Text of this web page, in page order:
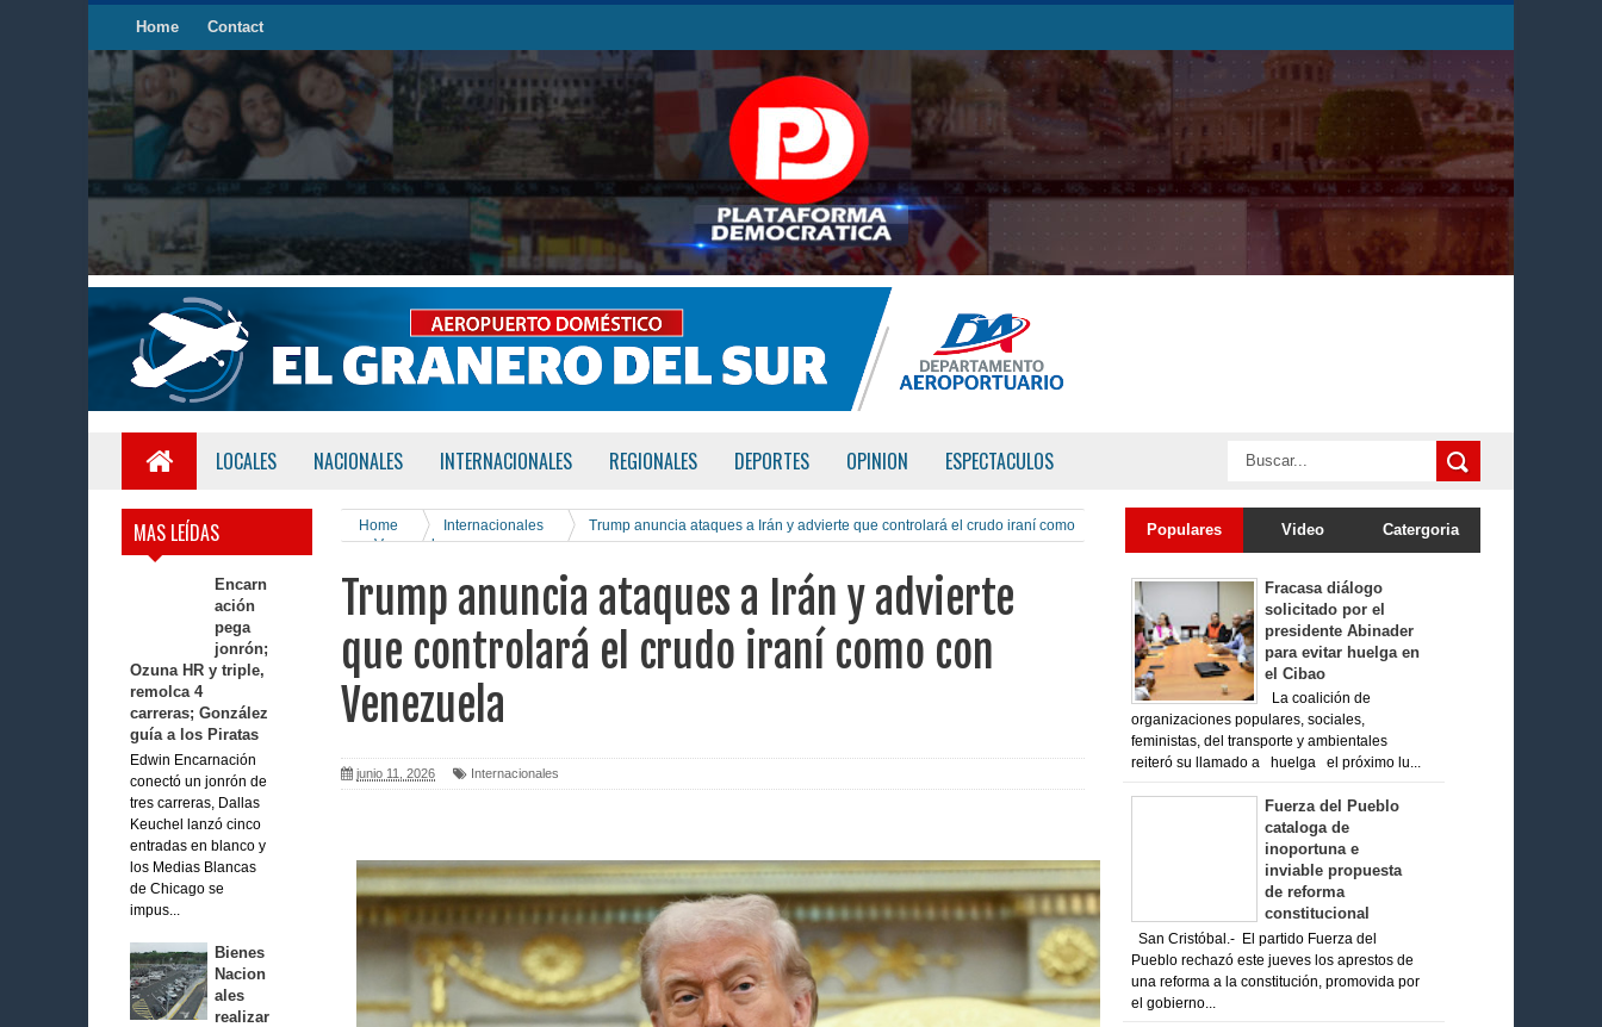
Home Contact
LOCALES NACIONALES INTERNACIONALES REGIONALES DEPORTES OPINION ESPECTACULOS
MAS LEÍDAS
Encarn
ación
pega
jonrón;
Ozuna HR y triple,
remolca 4
carreras; González
guía a los Piratas
Edwin Encarnación
conectó un jonrón de
tres carreras, Dallas
Keuchel lanzó cinco
entradas en blanco y
los Medias Blancas
de Chicago se
impus...
Bienes
Nacion
ales
realizar
Home Internacionales
Trump anuncia ataques a Irán y advierte que controlará el crudo iraní como
con Venezuela
Trump anuncia ataques a Irán y advierte
que controlará el crudo iraní como con
Venezuela
junio 11, 2026 Internacionales
Populares Video Catergoria
Fracasa diálogo
solicitado por el
presidente Abinader
para evitar huelga en
el Cibao
La coalición de
organizaciones populares, sociales,
feministas, del transporte y ambientales
reiteró su llamado a huelga el próximo lu...
Fuerza del Pueblo
cataloga de
inoportuna e
inviable propuesta
de reforma
constitucional
San Cristóbal.- El partido Fuerza del
Pueblo rechazó este jueves los aprestos de
una reforma a la constitución, promovida por
el gobierno...